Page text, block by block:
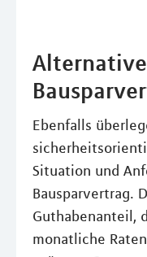
Ebenfalls
Situation und
Bausparvertrag.
Guthabenanteil,
monatliche